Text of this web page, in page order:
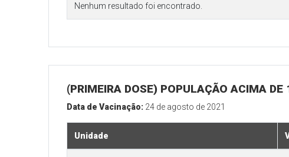
Nenhum resultado foi encontrado.
(PRIMEIRA DOSE) POPULAÇÃO ACIMA DE
Data de Vacinação: 24 de agosto de 2021
Unidade